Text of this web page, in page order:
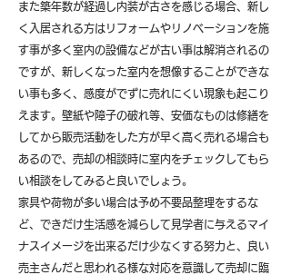
また築年数が経過し内装が古さを感じる場合、新し
く入居される方はリフォームやリノベーションを施
す事が多く室内の設備などが古い事は解消されるの
ですが、新しくなった室内を想像することができな
い事も多く、感度がでずに売れにくい現象も起こり
えます。壁紙や障子の破れ等、安価なものは修繕を
してから販売活動をした方が早く高く売れる場合も
あるので、売却の相談時に室内をチェックしてもら
い相談をしてみると良いでしょう。
​家具や荷物が多い場合は予め不要品整理をするな
ど、できだけ生活感を減らして見学者に与えるマイ
ナスイメージを出来るだけ少なくする努力と、良い
売主さんだと思われる様な対応を意識して売却に臨